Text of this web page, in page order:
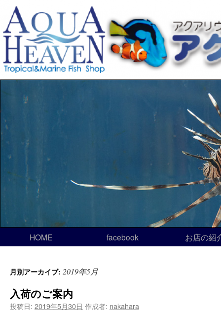
HOME facebook お店の紹
月別アーカイブ: 2019年5月
入荷のご案内
投稿日: 2019年5月30日 作成者: nakahara